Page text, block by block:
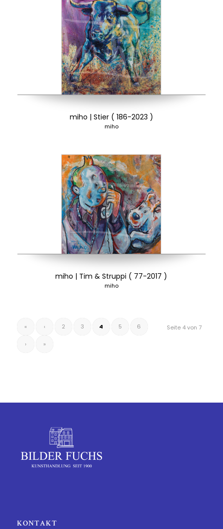
miho | Stier ( 186-2023 )
miho
miho | Tim & Struppi ( 77-2017 )
miho
Seite 4 von 7
« ‹ 2 3 4 5 6
› »
KONTAKT